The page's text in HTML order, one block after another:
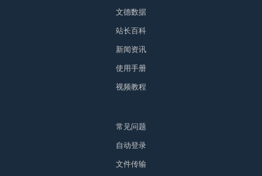
文德数据
站长百科
新闻资讯
使用手册
视频教程
常见问题
自动登录
文件传输